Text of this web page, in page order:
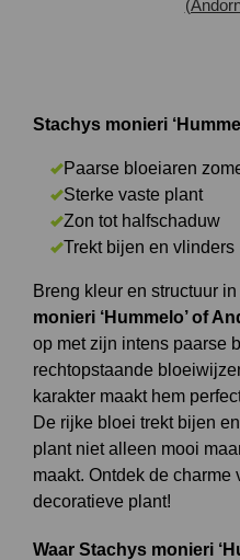
Stachys monieri
Paarse bloeiaren
Sterke vaste plant
Zon tot halfschaduw
Trekt bijen en vlinders
Breng kleur en structuur
monieri ‘Hummelo’ of
op met zijn intens paarse
rechtopstaande
karakter maakt hem
De rijke bloei trekt bijen
plant niet alleen mooi
maakt. Ontdek de
decoratieve plant!
Waar Stachys monieri